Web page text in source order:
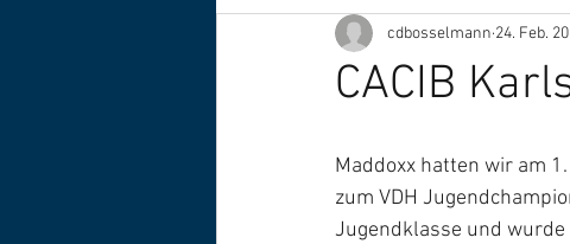
CACIB
cdbosselmann 24. Feb.
Maddoxx hatten wir am
zum VDH
Jugendklasse und